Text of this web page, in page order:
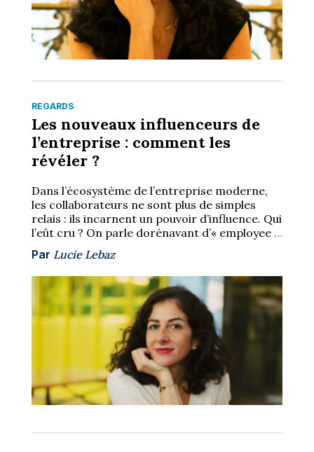
REGARDS
Les nouveaux influenceurs de
l’entreprise : comment les
révéler ?
Dans l’écosystème de l’entreprise moderne,
les collaborateurs ne sont plus de simples
relais : ils incarnent un pouvoir d’influence. Qui
l’eût cru ? On parle dorénavant d’« employee …
Par Lucie Lebaz